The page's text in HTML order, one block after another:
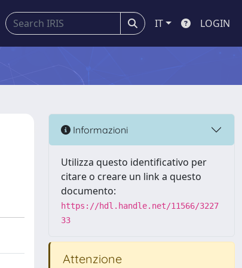
IT LOGIN
Informazioni
Utilizza questo identificativo per
citare o creare un link a questo
documento:
https://hdl.handle.net/11566/3227
33
Attenzione